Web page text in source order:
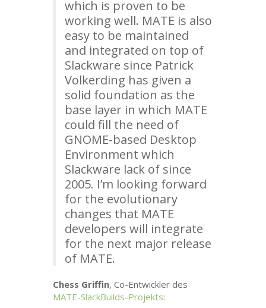
which is proven to be
working well. MATE is also
easy to be maintained
and integrated on top of
Slackware since Patrick
Volkerding has given a
solid foundation as the
base layer in which MATE
could fill the need of
GNOME-based Desktop
Environment which
Slackware lack of since
2005. I’m looking forward
for the evolutionary
changes that MATE
developers will integrate
for the next major release
of MATE.
Chess Griffin, Co-Entwickler des
MATE-SlackBuilds-Projekts: